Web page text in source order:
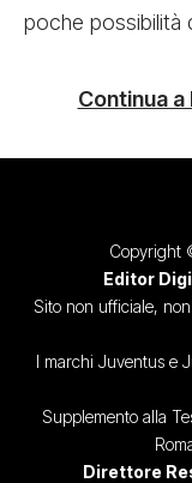
poche possibilità
Continua
Copyright
Editor
Sito non ufficiale,
I marchi Juventus e
Supplemento alla
Direttore